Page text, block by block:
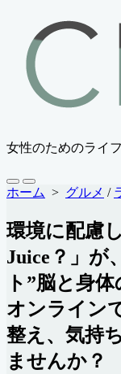
ッ
女性のためのライ
検
索
り
え
メ
ニ
ュ
ー
ホーム > グルメ /
環境に配慮
Juice？」が
ト”脳と身
オンライン
整え、気持
ませんか？